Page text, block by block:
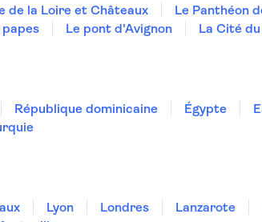
de la Loire et Châteaux Le Panthéon
papes Le pont d'Avignon La Cité
République dominicaine Égypte
Lyon Londres Lanzarote